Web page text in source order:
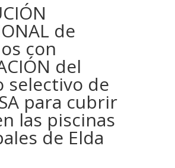
de
con
del
selectivo de
para cubrir
las piscinas
de Elda